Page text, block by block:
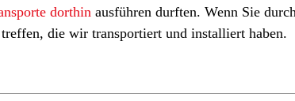
dorthin ausführen durften. Wenn Sie
die wir transportiert und installiert haben.